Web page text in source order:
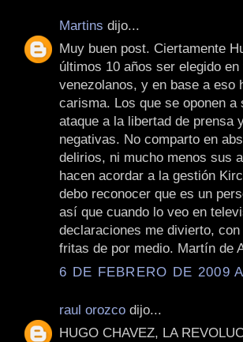
Martins dijo...
Muy buen post. Ciertamente
últimos 10 años ser elegido
venezolanos, y en base a eso
carisma. Los que se oponen
ataque a la libertad de prensa
negativas. No comparto en
delirios, ni mucho menos sus
hacen acordar a la gestión
debo reconocer que es un
así que cuando lo veo en
declaraciones me divierto,
fritas de por medio. Martín de
6 DE FEBRERO DE 2009
raul orozco dijo...
HUGO CHAVEZ, LA